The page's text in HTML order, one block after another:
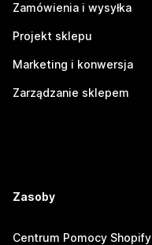
Zamówienia i wysyłka
Projekt sklepu
Marketing i konwersja
Zarządzanie sklepem
Zasoby
Centrum Pomocy Shopify